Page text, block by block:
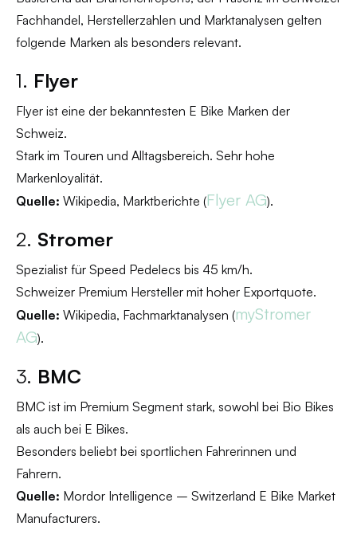
Fachhandel, Herstellerzahlen und Marktanalysen gelten
folgende Marken als besonders relevant.
1. Flyer
Flyer ist eine der bekanntesten E Bike Marken der
Schweiz.
Stark im Touren und Alltagsbereich. Sehr hohe
Markenloyalität.
Quelle: Wikipedia, Marktberichte (Flyer AG).
2. Stromer
Spezialist für Speed Pedelecs bis 45 km/h.
Schweizer Premium Hersteller mit hoher Exportquote.
Quelle: Wikipedia, Fachmarktanalysen (myStromer
AG).
3. BMC
BMC ist im Premium Segment stark, sowohl bei Bio Bikes
als auch bei E Bikes.
Besonders beliebt bei sportlichen Fahrerinnen und
Fahrern.
Quelle: Mordor Intelligence – Switzerland E Bike Market
Manufacturers.